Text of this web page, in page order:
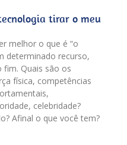
tirar o meu
melhor o que é “o
determinado recurso,
fim. Quais são os
física, competências
celebridade?
Afinal o que você tem?